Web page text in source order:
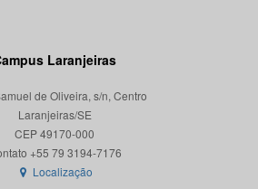
Laranjeiras
de Oliveira, s/n, Centro
Laranjeiras/SE
CEP 49170-000
Localização